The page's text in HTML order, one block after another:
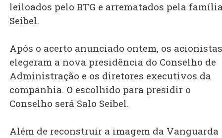
leiloados pelo BTG e arrematados pela
Seibel.
Após o acerto anunciado ontem, os acionistas
elegeram a nova presidência do Conselho de
Administração e os diretores executivos da
companhia. O escolhido para presidir o
Conselho será Salo Seibel.
Além de reconstruir a imagem da Vanguarda